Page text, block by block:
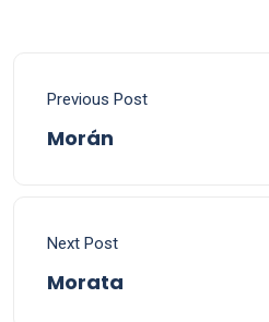
Previous Post
Morán
Next Post
Morata